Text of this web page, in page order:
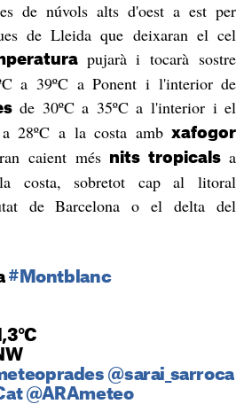
de núvols alts d'oest a est per
de Lleida que deixaran el cel
pujarà i tocarà sostre
a 39ºC a Ponent i l'interior de
de 30ºC a 35ºC a l'interior i el
28ºC a la costa ambxafogor
caient més nits tropicalsa
costa, sobretot cap al litoral
de Barcelona o el delta del
#Montblanc
@sarai_sarroca
@ARAmeteo